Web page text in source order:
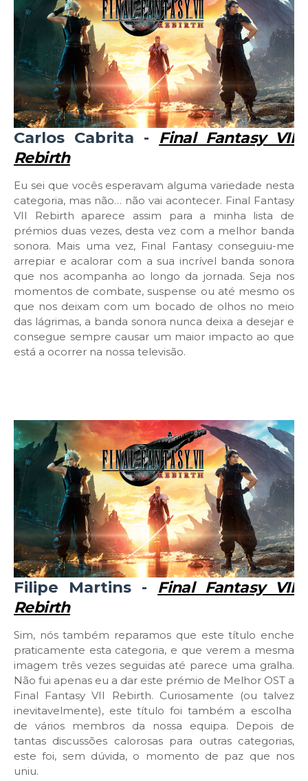
Carlos Cabrita - Final Fantasy VII
Rebirth
Eu sei que vocês esperavam alguma variedade nesta
categoria, mas não… não vai acontecer. Final Fantasy
VII Rebirth aparece assim para a minha lista de
prémios duas vezes, desta vez com a melhor banda
sonora. Mais uma vez, Final Fantasy conseguiu-me
arrepiar e acalorar com a sua incrível banda sonora
que nos acompanha ao longo da jornada. Seja nos
momentos de combate, suspense ou até mesmo os
que nos deixam com um bocado de olhos no meio
das lágrimas, a banda sonora nunca deixa a desejar e
consegue sempre causar um maior impacto ao que
está a ocorrer na nossa televisão.
Filipe Martins - Final Fantasy VII
Rebirth
Sim, nós também reparamos que este título enche
praticamente esta categoria, e que verem a mesma
imagem três vezes seguidas até parece uma gralha.
Não fui apenas eu a dar este prémio de Melhor OST a
Final Fantasy VII Rebirth. Curiosamente (ou talvez
inevitavelmente), este título foi também a escolha
de vários membros da nossa equipa. Depois de
tantas discussões calorosas para outras categorias,
este foi, sem dúvida, o momento de paz que nos
uniu.